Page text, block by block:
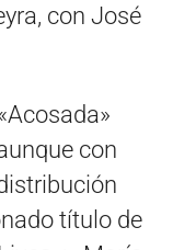
con José
con
título de